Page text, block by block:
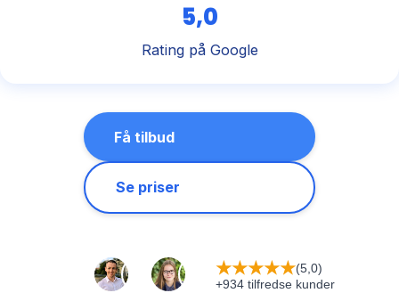
5,0
Rating på Google
Få tilbud
Se priser
★★★★★(5,0)
+934 tilfredse kunder